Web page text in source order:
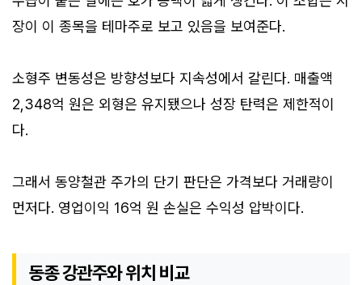
장이 이 종목을 테마주로 보고 있음을 보여준다.
소형주 변동성은 방향성보다 지속성에서 갈린다. 매출액
2,348억 원은 외형은 유지됐으나 성장 탄력은 제한적이
다.
그래서 동양철관 주가의 단기 판단은 가격보다 거래량이
먼저다. 영업이익 16억 원 손실은 수익성 압박이다.
동종 강관주와 위치 비교